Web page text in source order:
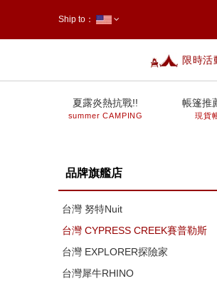
限時活
Ship to：
夏露炎熱抗戰!!
summer CAMPING
帳篷推
現貨
品牌旗艦店
台灣 努特Nuit
台灣 CYPRESS CREEK賽普勒斯
台灣 EXPLORER探險家
台灣犀牛RHINO